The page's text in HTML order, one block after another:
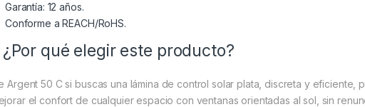
Garantía: 12 años.
Conforme a REACH/RoHS.
qué elegir este producto?
Argent 50 C si buscas una lámina de control solar plata, discreta y eficiente,
el confort de cualquier espacio con ventanas orientadas al sol, sin